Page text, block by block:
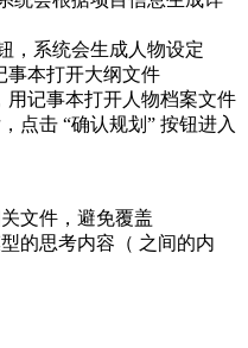
，系统会生成人物设定
事本打开大纲文件
用记事本打开人物档案文件
点击 “确认规划” 按钮进入
文件，避免覆盖
的思考内容（ 之间的内